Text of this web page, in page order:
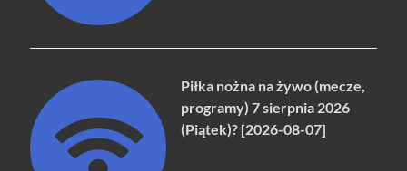
Piłka nożna na żywo (mecze,
programy) 7 sierpnia 2026
(Piątek)? [2026-08-07]